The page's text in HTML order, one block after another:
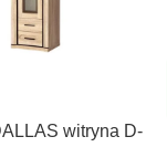
witryna D-